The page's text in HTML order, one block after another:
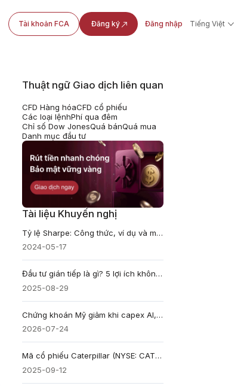
Tài khoản FCA Đăng ký Đăng nhập Tiếng Việt
Thuật ngữ Giao dịch liên quan
CFD Hàng hóaCFD cổ phiếu
Các loại lệnhPhí qua đêm
Chỉ số Dow JonesQuá bánQuá mua
Danh mục đầu tư
Tài liệu Khuyến nghị
Tỷ lệ Sharpe: Công thức, ví dụ và máy tính
2024-05-17
Đầu tư gián tiếp là gì? 5 lợi ích không thể bỏ lỡ
2025-08-29
Chứng khoán Mỹ giảm khi capex AI, dầu trên 100 USD và lợi suất 4,7% cùng gây áp lực
2026-07-24
Mã cổ phiếu Caterpillar (NYSE: CAT) - Định giá, So sánh, Cách mua, Đầu tư
2025-09-12